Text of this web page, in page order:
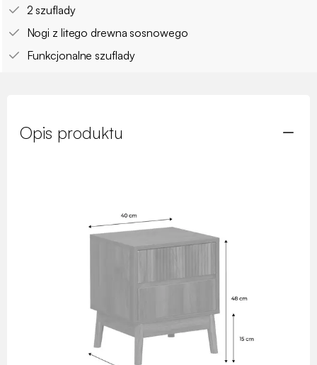
2 szuflady
Nogi z litego drewna sosnowego
Funkcjonalne szuflady
Opis produktu